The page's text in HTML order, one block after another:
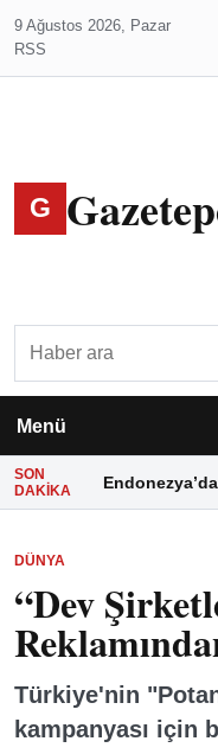
9 Ağustos 2026, Pazar
RSS
G
Menü
SON
DAKIKA
DÜNYA
“Dev
Türkiye'nin
kampanyası için